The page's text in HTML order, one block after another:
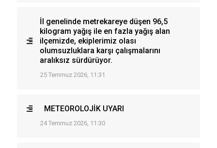
İl genelinde metrekareye düşen 96,5
kilogram yağış ile en fazla yağış alan
ilçemizde, ekiplerimiz olası
olumsuzluklara karşı çalışmalarını
aralıksız sürdürüyor.
25 Temmuz 2026, 11:31
METEOROLOJİK UYARI
24 Temmuz 2026, 11:30